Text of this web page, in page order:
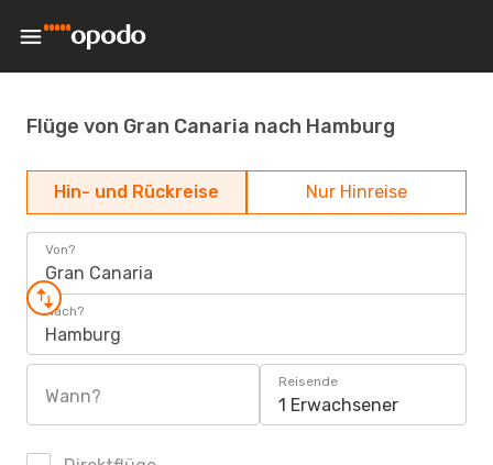
Flüge von Gran Canaria nach Hamburg
Hin- und Rückreise Nur Hinreise
Von?
Gran Canaria
Nach?
Hamburg
Wann?
Reisende
1 Erwachsener